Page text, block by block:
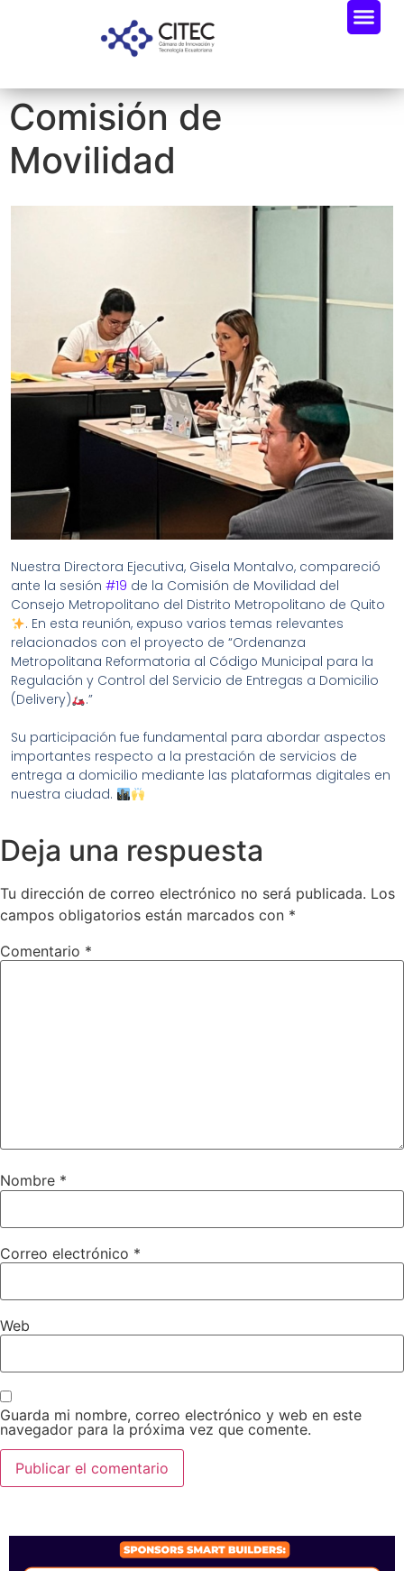
Comisión de
Movilidad
Nuestra Directora Ejecutiva, Gisela Montalvo, compareció
ante la sesión #19 de la Comisión de Movilidad del
Consejo Metropolitano del Distrito Metropolitano de Quito
. En esta reunión, expuso varios temas relevantes
relacionados con el proyecto de “Ordenanza
Metropolitana Reformatoria al Código Municipal para la
Regulación y Control del Servicio de Entregas a Domicilio
(Delivery)
.”
Su participación fue fundamental para abordar aspectos
importantes respecto a la prestación de servicios de
entrega a domicilio mediante las plataformas digitales en
nuestra ciudad.
Deja una respuesta
Tu dirección de correo electrónico no será publicada. Los
campos obligatorios están marcados con *
Comentario *
Nombre *
Correo electrónico *
Web
Guarda mi nombre, correo electrónico y web en este
navegador para la próxima vez que comente.